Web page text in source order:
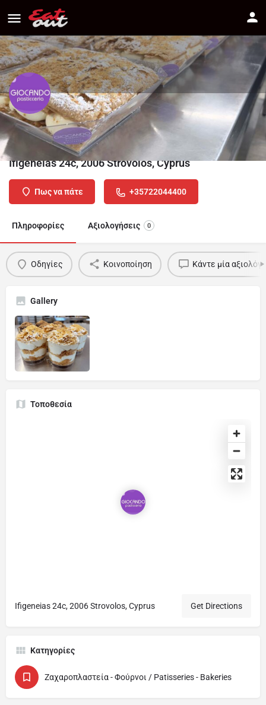
Giocando pasticceria
Ifigeneias 24c, 2006 Strovolos, Cyprus
Πως να πάτε +35722044400
Πληροφορίες Αξιολογήσεις 0
Οδηγίες Κοινοποίηση Κάντε μία
Gallery
Τοποθεσία
Ifigeneias 24c, 2006 Strovolos, Cyprus Get Directions
Κατηγορίες
Ζαχαροπλαστεία - Φούρνοι / Patisseries - Bakeries